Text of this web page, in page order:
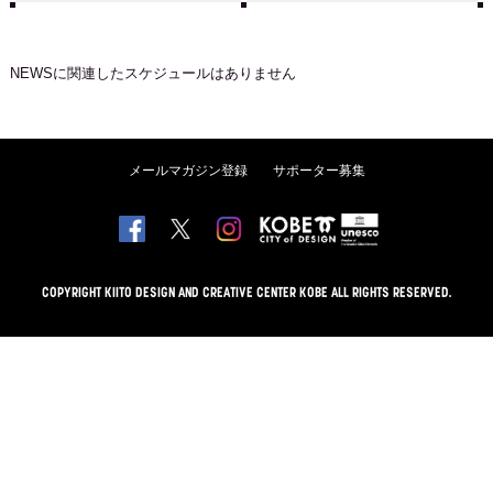
NEWSに関連したスケジュールはありません
メールマガジン登録 サポーター募集
COPYRIGHT KIITO DESIGN AND CREATIVE CENTER KOBE ALL RIGHTS RESERVED.